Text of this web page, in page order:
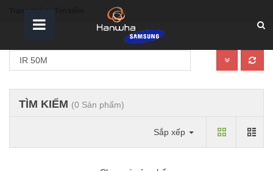
Trang chủ Tìm kiếm
TÌM KIẾM (0 Sản phẩm)
Sắp xếp